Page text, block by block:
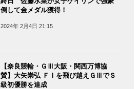
倒して金メダル獲得！
2024年 2月4日 21:15
【奈良競輪・ＧⅢ大阪・関西万博協
賛】大矢崇弘 ＦⅠを飛び越えＧⅢでＳ
級初優勝を達成